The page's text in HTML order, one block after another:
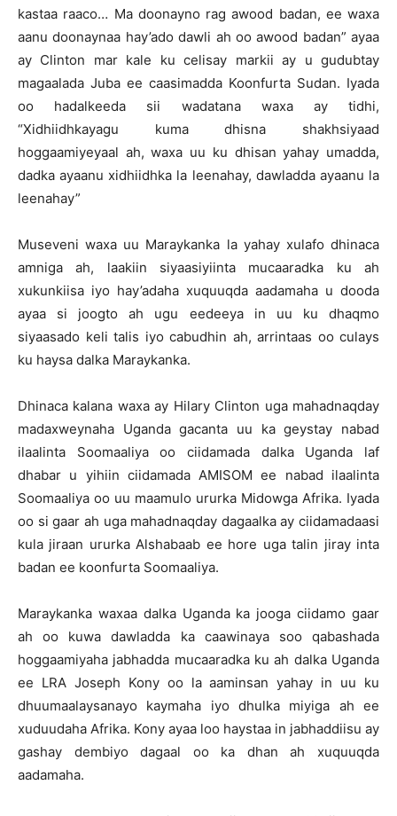
kastaa raaco… Ma doonayno rag awood badan, ee waxa
aanu doonaynaa hay’ado dawli ah oo awood badan” ayaa
ay Clinton mar kale ku celisay markii ay u gudubtay
magaalada Juba ee caasimadda Koonfurta Sudan. Iyada
oo hadalkeeda sii wadatana waxa ay tidhi,
“Xidhiidhkayagu kuma dhisna shakhsiyaad
hoggaamiyeyaal ah, waxa uu ku dhisan yahay umadda,
dadka ayaanu xidhiidhka la leenahay, dawladda ayaanu la
leenahay”
Museveni waxa uu Maraykanka la yahay xulafo dhinaca
amniga ah, laakiin siyaasiyiinta mucaaradka ku ah
xukunkiisa iyo hay’adaha xuquuqda aadamaha u dooda
ayaa si joogto ah ugu eedeeya in uu ku dhaqmo
siyaasado keli talis iyo cabudhin ah, arrintaas oo culays
ku haysa dalka Maraykanka.
Dhinaca kalana waxa ay Hilary Clinton uga mahadnaqday
madaxweynaha Uganda gacanta uu ka geystay nabad
ilaalinta Soomaaliya oo ciidamada dalka Uganda laf
dhabar u yihiin ciidamada AMISOM ee nabad ilaalinta
Soomaaliya oo uu maamulo ururka Midowga Afrika. Iyada
oo si gaar ah uga mahadnaqday dagaalka ay ciidamadaasi
kula jiraan ururka Alshabaab ee hore uga talin jiray inta
badan ee koonfurta Soomaaliya.
Maraykanka waxaa dalka Uganda ka jooga ciidamo gaar
ah oo kuwa dawladda ka caawinaya soo qabashada
hoggaamiyaha jabhadda mucaaradka ku ah dalka Uganda
ee LRA Joseph Kony oo la aaminsan yahay in uu ku
dhuumaalaysanayo kaymaha iyo dhulka miyiga ah ee
xuduudaha Afrika. Kony ayaa loo haystaa in jabhaddiisu ay
gashay dembiyo dagaal oo ka dhan ah xuquuqda
aadamaha.